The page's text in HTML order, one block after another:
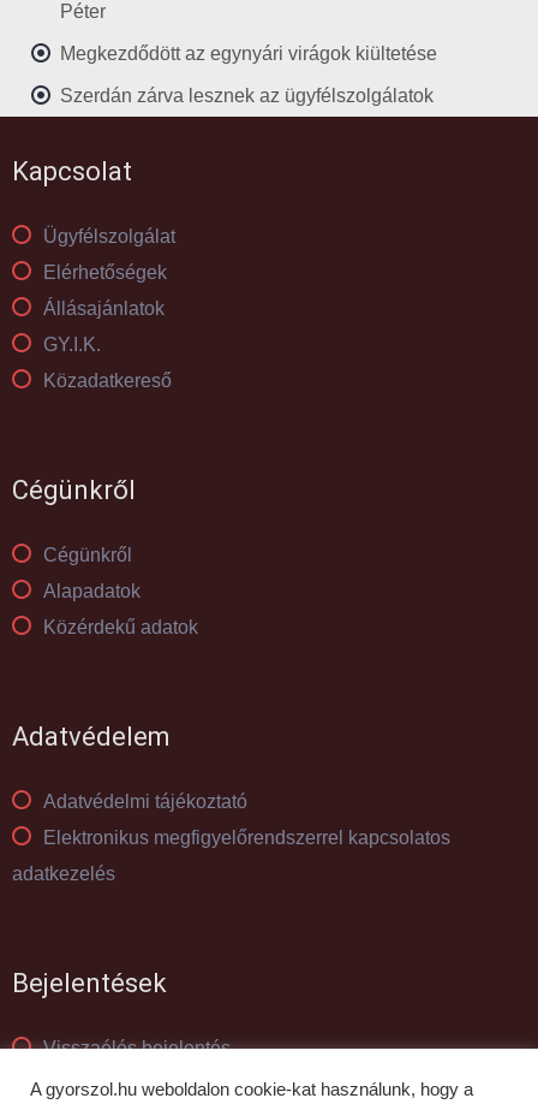
Péter
Megkezdődött az egynyári virágok kiültetése
Szerdán zárva lesznek az ügyfélszolgálatok
Kapcsolat
Ügyfélszolgálat
Elérhetőségek
Állásajánlatok
GY.I.K.
Közadatkereső
Cégünkről
Cégünkről
Alapadatok
Közérdekű adatok
Adatvédelem
Adatvédelmi tájékoztató
Elektronikus megfigyelőrendszerrel kapcsolatos
adatkezelés
Bejelentések
Visszaélés bejelentés
Panaszkezelés
A gyorszol.hu weboldalon cookie-kat használunk, hogy a